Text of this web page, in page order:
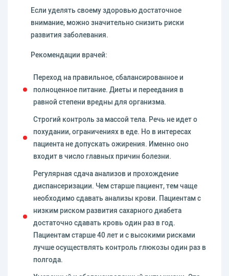
Если уделять своему здоровью достаточное
внимание, можно значительно снизить риски
развития заболевания.
Рекомендации врачей:
Переход на правильное, сбалансированное и
полноценное питание. Диеты и переедания в
равной степени вредны для организма.
Строгий контроль за массой тела. Речь не идет о
похудании, ограничениях в еде. Но в интересах
пациента не допускать ожирения. Именно оно
входит в число главных причин болезни.
Регулярная сдача анализов и прохождение
диспансеризации. Чем старше пациент, тем чаще
необходимо сдавать анализы крови. Пациентам с
низким риском развития сахарного диабета
достаточно сдавать кровь один раз в год.
Пациентам старше 40 лет и с высокими рисками
лучше осуществлять контроль глюкозы один раз в
полгода.